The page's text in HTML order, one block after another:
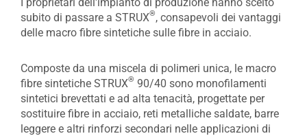
subito di passare a STRUX®, consapevoli dei vantaggi
delle macro fibre sintetiche sulle fibre in acciaio.
Composte da una miscela di polimeri unica, le macro
fibre sintetiche STRUX® 90/40 sono monofilamenti
sintetici brevettati e ad alta tenacità, progettate per
sostituire fibre in acciaio, reti metalliche saldate, barre
leggere e altri rinforzi secondari nelle applicazioni di